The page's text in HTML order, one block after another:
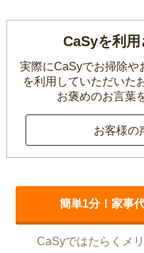
CaSyを利
実際にCaSyでお掃除や
を利用していただいた
お褒めのお言葉
お客様の
簡単1分！家事
CaSyではたらくメ